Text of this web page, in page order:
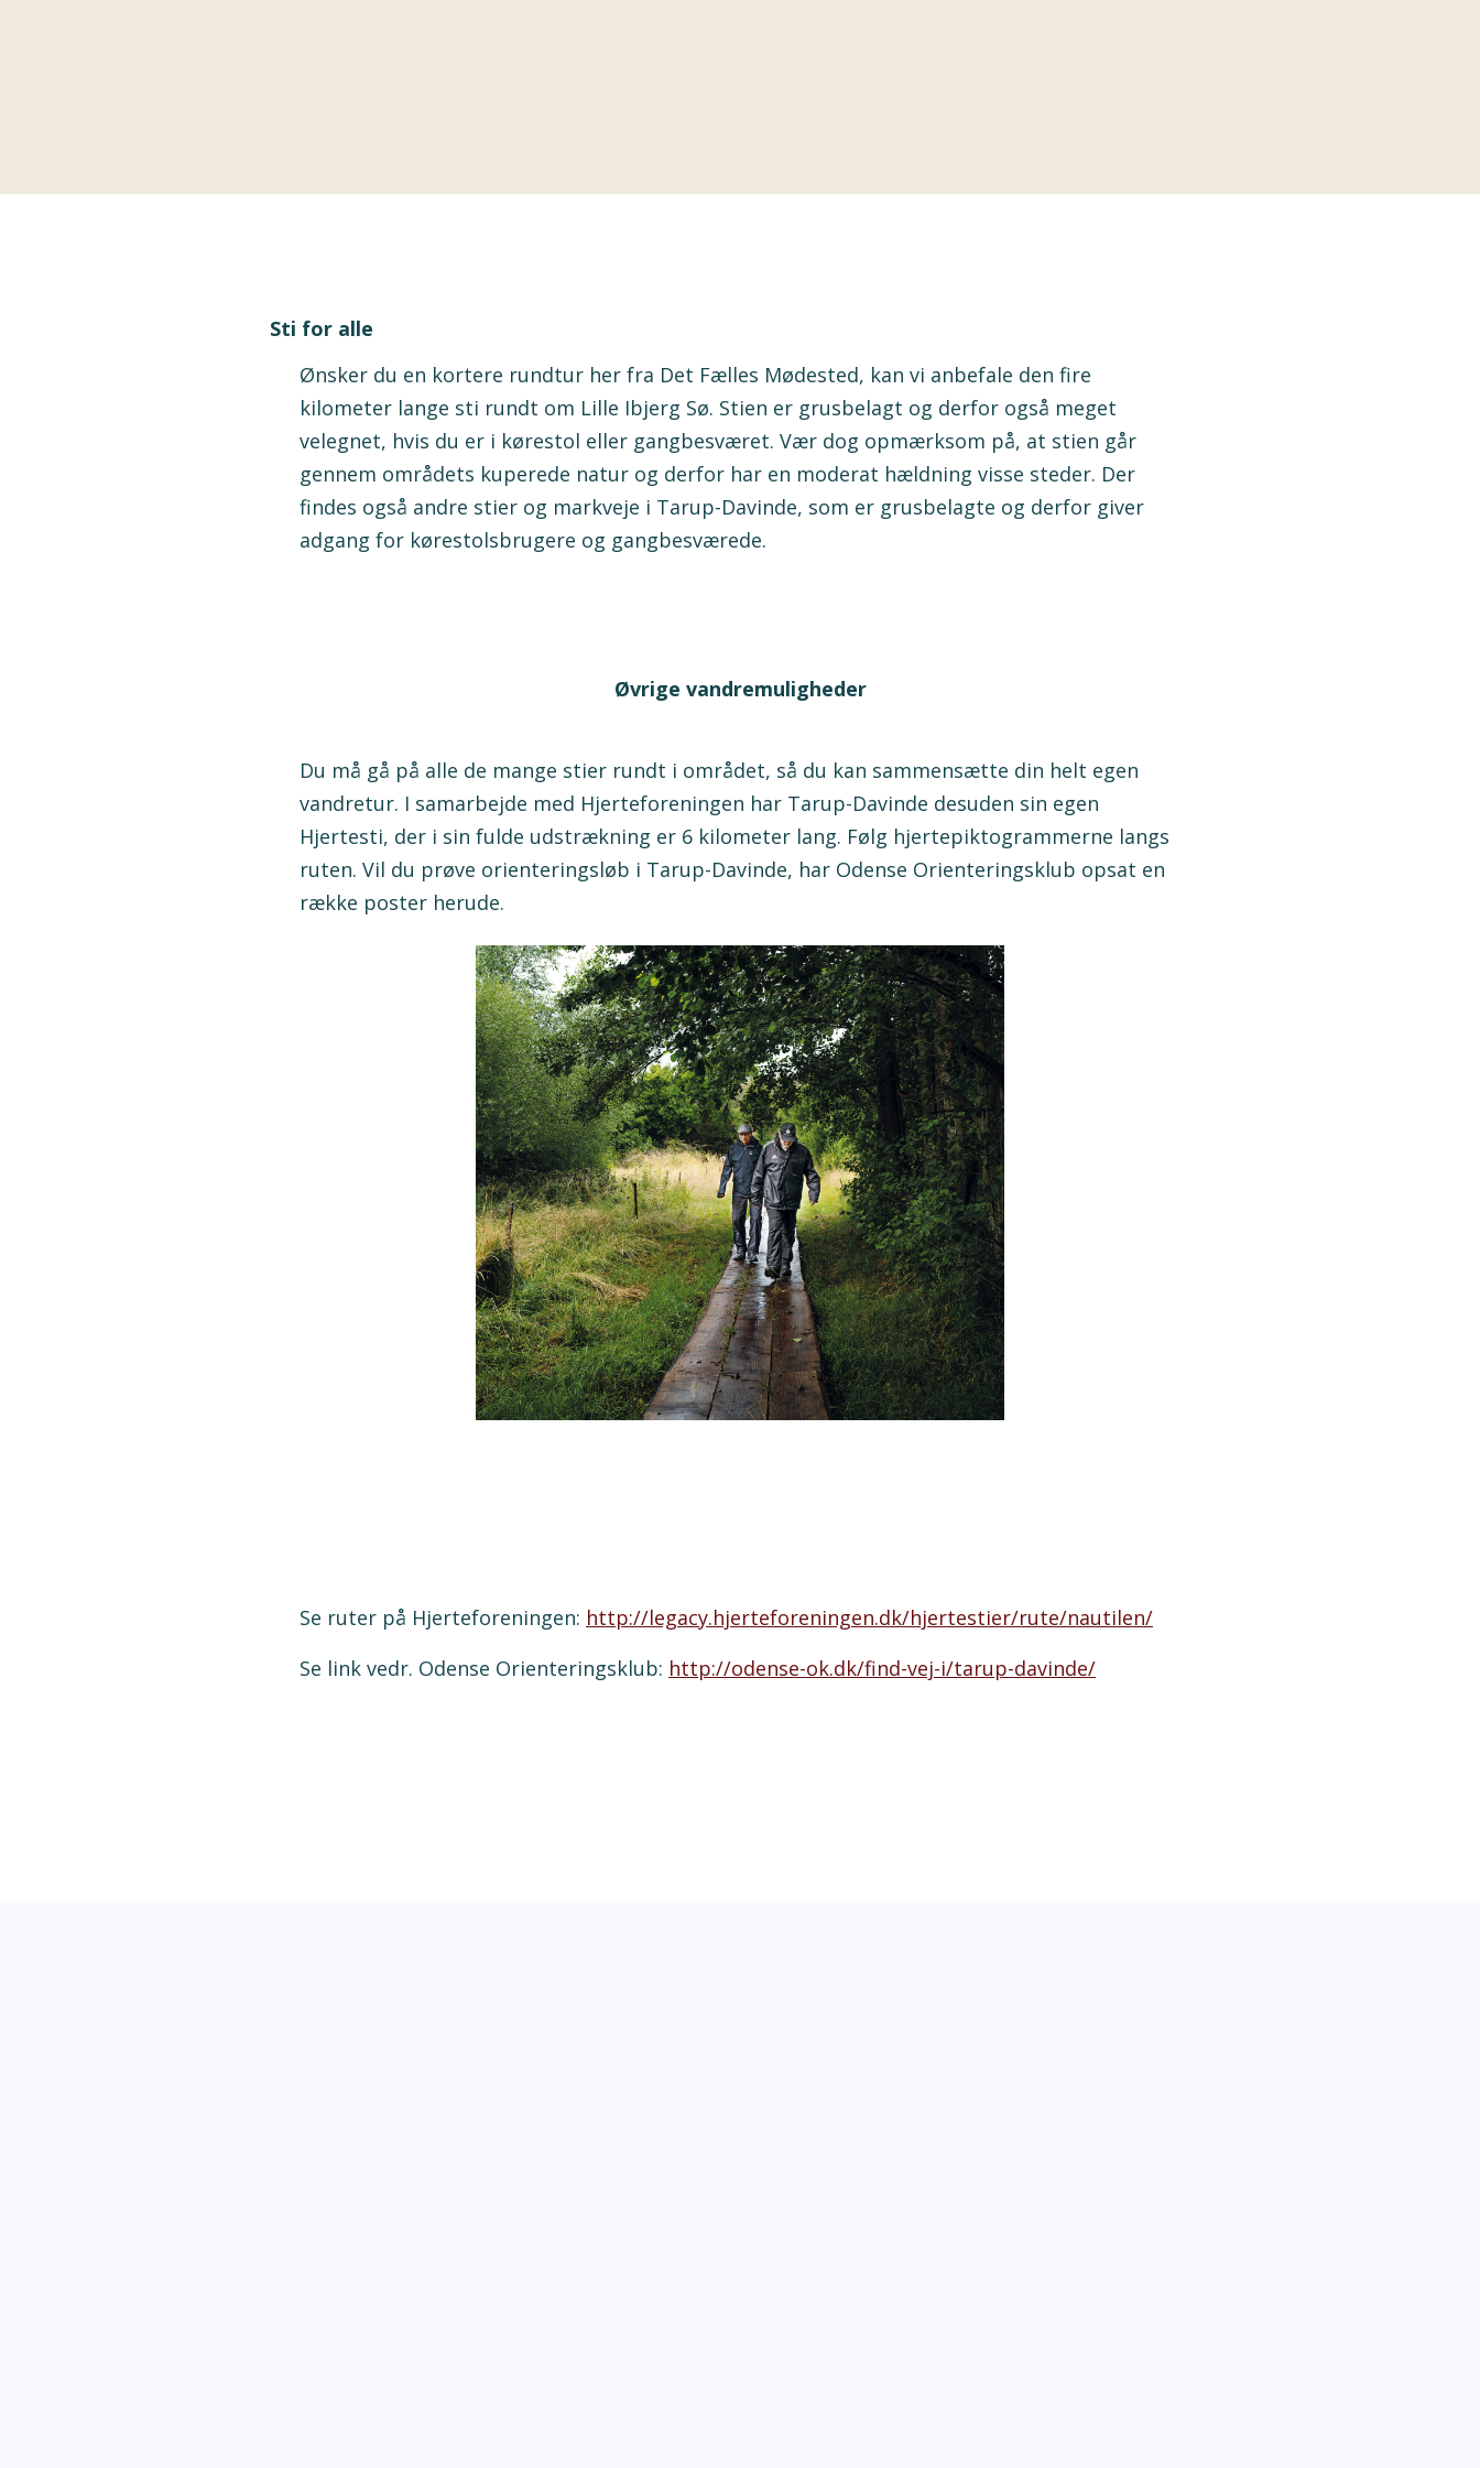
Sti for alle
Ønsker du en kortere rundtur her fra Det Fælles Mødested, kan vi anbefale den fire
kilometer lange sti rundt om Lille Ibjerg Sø. Stien er grusbelagt og derfor også meget
velegnet, hvis du er i kørestol eller gangbesværet. Vær dog opmærksom på, at stien går
gennem områdets kuperede natur og derfor har en moderat hældning visse steder. Der
findes også andre stier og markveje i Tarup-Davinde, som er grusbelagte og derfor giver
adgang for kørestolsbrugere og gangbesværede.
Øvrige vandremuligheder
Du må gå på alle de mange stier rundt i området, så du kan sammensætte din helt egen
vandretur. I samarbejde med Hjerteforeningen har Tarup-Davinde desuden sin egen
Hjertesti, der i sin fulde udstrækning er 6 kilometer lang. Følg hjertepiktogrammerne langs
ruten. Vil du prøve orienteringsløb i Tarup-Davinde, har Odense Orienteringsklub opsat en
række poster herude.
Se ruter på Hjerteforeningen: http://legacy.hjerteforeningen.dk/hjertestier/rute/nautilen/
Se link vedr. Odense Orienteringsklub: http://odense-ok.dk/find-vej-i/tarup-davinde/